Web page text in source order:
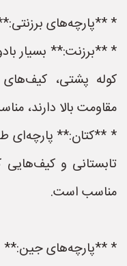
* **پارچه‌های
* **برزنت:** بسیار
کوله پشتی،
مقاومت بالا دارند،
* **کتان:** پارچه‌ای
تابستانی و
مناسب است.
* **پارچه‌های جین:**